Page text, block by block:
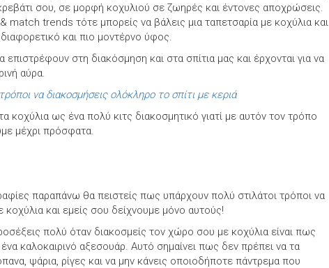
σου, σε μορφή κοχυλιού σε ζωηρές και έντονες αποχρώσεις.
trends τότε μπορείς να βάλεις μια ταπετσαρία με κοχύλια και
και πιο μοντέρνο ύφος.
στη διακόσμηση και στα σπίτια μας και έρχονται για να
αύρα.
να διακοσμήσεις ολόκληρο το σπίτι με κεριά
κοχύλια ως ένα πολύ κιτς διακοσμητικό γιατί με αυτόν τον τρόπο
μέχρι πρόσφατα.
παραπάνω θα πειστείς πως υπάρχουν πολύ στιλάτοι τρόποι να
και εμείς σου δείχνουμε μόνο αυτούς!
πολύ όταν διακοσμείς τον χώρο σου με κοχύλια είναι πως
καλοκαιρινό αξεσουάρ. Αυτό σημαίνει πως δεν πρέπει να τα
ψάρια, ρίγες και να μην κάνεις οποιοδήποτε πάντρεμα που